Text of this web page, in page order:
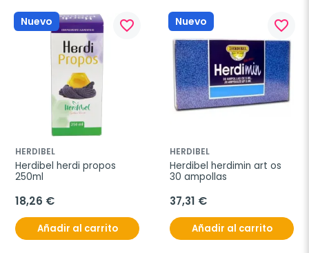
Nuevo favorite_border
HERDIBEL
Herdibel herdi propos
250ml
18,26 €
Añadir al carrito
Nuevo favorite_border
HERDIBEL
Herdibel herdimin art os
30 ampollas
37,31 €
Añadir al carrito